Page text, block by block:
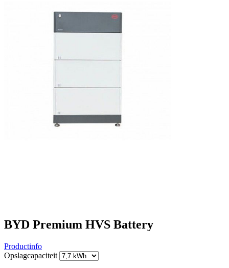
BYD Premium HVS Battery
Productinfo
Opslagcapaciteit